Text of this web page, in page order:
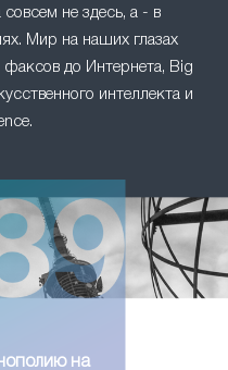
не здесь, а - в
Мир на наших глазах
факсов до Интернета, Big
интеллекта и
на